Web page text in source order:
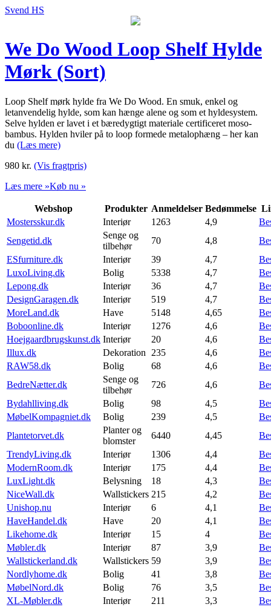
Svend HS
We Do Wood Loop Shelf Hylde
Mørk (Sort)
Loop Shelf mørk hylde fra We Do Wood. En smuk, enkel og
letanvendelig hylde, som kan hænge alene og som et hyldesystem.
Selve hylden er lavet i et bæredygtigt materiale certificeret moso-
bambus. Hylden hviler på to loop formede metalophæng – her kan
du (Læs mere)
980 kr. (Vis fragtpris)
Læs mere »Køb nu »
Webshop Produkter Anmeldelser Bedømmelse
Mostersskur.dk
Interiør 1263 4,9
Sengetid.dk
Senge og
tilbehør
70 4,8
ESfurniture.dk
Interiør 39 4,7
LuxoLiving.dk
Bolig 5338 4,7
Lepong.dk
Interiør 36 4,7
DesignGaragen.dk
Interiør 519 4,7
MoreLand.dk
Have 5148 4,65
Boboonline.dk
Interiør 1276 4,6
Hoejgaardbrugskunst.dk Interiør 20 4,6
Illux.dk
Dekoration 235 4,6
RAW58.dk
Bolig 68 4,6
BedreNætter.dk
Senge og
tilbehør
726 4,6
Bydahlliving.dk
Bolig 98 4,5
MøbelKompagniet.dk
Bolig 239 4,5
Plantetorvet.dk
Planter og
blomster
6440 4,45
TrendyLiving.dk
Interiør 1306 4,4
ModernRoom.dk
Interiør 175 4,4
LuxLight.dk
Belysning 18 4,3
NiceWall.dk
Wallstickers 215 4,2
Unishop.nu
Interiør 6 4,1
HaveHandel.dk
Have 20 4,1
Likehome.dk
Interiør 15 4
Møbler.dk
Interiør 87 3,9
Wallstickerland.dk
Wallstickers 59 3,9
Nordlyhome.dk
Bolig 41 3,8
MøbelNord.dk
Bolig 76 3,5
XL-Møbler.dk
Interiør 211 3,3